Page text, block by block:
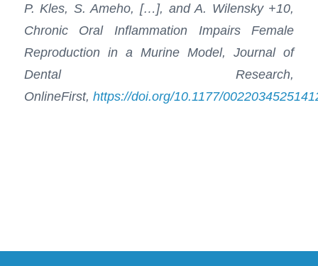
P. Kles, S. Ameho, […], and A. Wilensky +10,
Chronic Oral Inflammation Impairs Female
Reproduction in a Murine Model, Journal of
Dental Research,
OnlineFirst, https://doi.org/10.1177/